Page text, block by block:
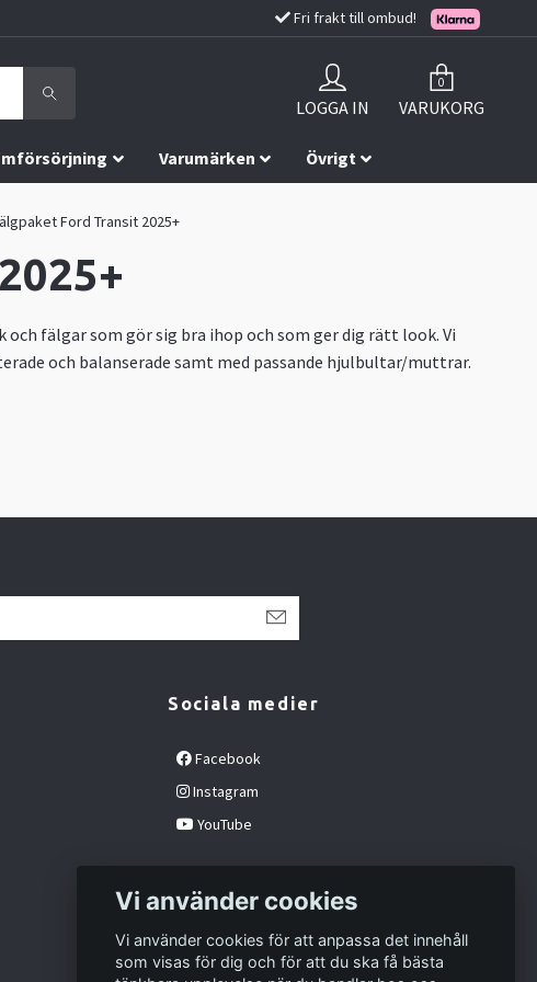
Fri frakt till ombud!
LOGGA IN
0
VARUKORG
Varumärken Övrigt
Ford Transit 2025+
och fälgar som gör sig bra ihop och som ger dig rätt look. Vi
och balanserade samt med passande hjulbultar/muttrar.
Sociala medier
Facebook
Instagram
YouTube
Vi använder cookies
Vi använder cookies för att anpassa det innehåll
som visas för dig och för att du ska få bästa